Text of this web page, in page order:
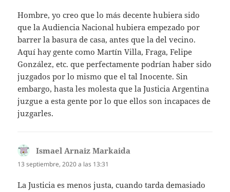
Hombre, yo creo que lo más decente hubiera sido
que la Audiencia Nacional hubiera empezado por
barrer la basura de casa, antes que la del vecino.
Aquí hay gente como Martín Villa, Fraga, Felipe
González, etc. que perfectamente podrían haber sido
juzgados por lo mismo que el tal Inocente. Sin
embargo, hasta les molesta que la Justicia Argentina
juzgue a esta gente por lo que ellos son incapaces de
juzgarles.
Ismael Arnaiz Markaida
13 septiembre, 2020 a las 13:31
La Justicia es menos justa, cuando tarda demasiado